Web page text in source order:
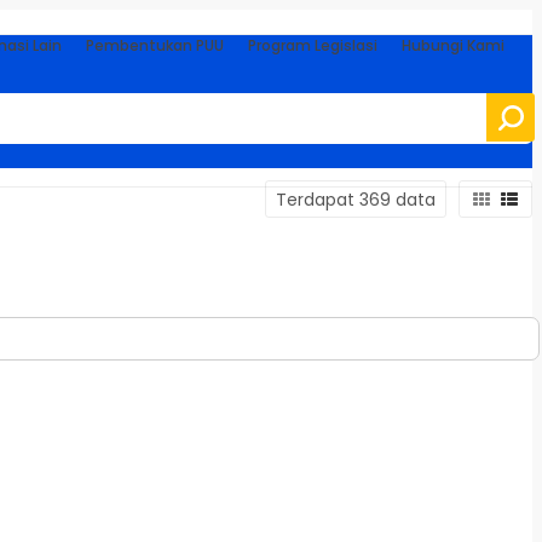
Lain Pembentukan PUU Program Legislasi Hubungi Kami
Terdapat 369 data